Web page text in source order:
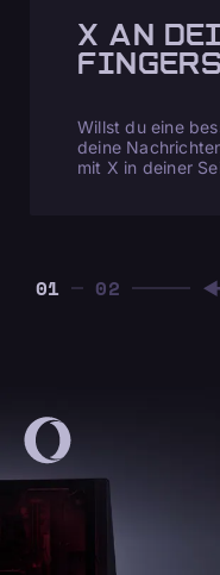
X AN
Willst du eine
deine
mit X in deiner
01